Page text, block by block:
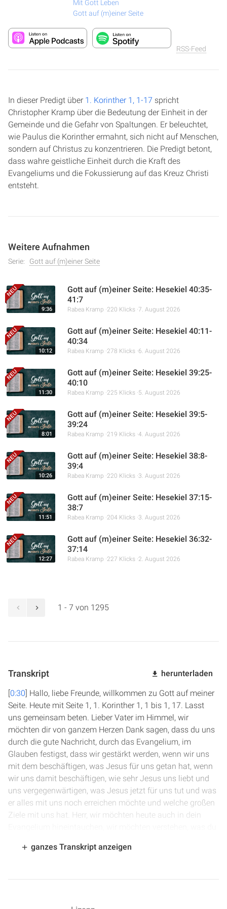
Mit Gott Leben
Gott auf (m)einer Seite
RSS-Feed
In dieser Predigt über 1. Korinther 1, 1-17 spricht
Christopher Kramp über die Bedeutung der Einheit in der
Gemeinde und die Gefahr von Spaltungen. Er beleuchtet,
wie Paulus die Korinther ermahnt, sich nicht auf Menschen,
sondern auf Christus zu konzentrieren. Die Predigt betont,
dass wahre geistliche Einheit durch die Kraft des
Evangeliums und die Fokussierung auf das Kreuz Christi
entsteht.
Weitere Aufnahmen
Serie: Gott auf (m)einer Seite
9:36
Gott auf (m)einer Seite: Hesekiel 40:35-
41:7
Rabea Kramp 220 Klicks 7. August 2026
10:12
Gott auf (m)einer Seite: Hesekiel 40:11-
40:34
Rabea Kramp 278 Klicks 6. August 2026
11:30
Gott auf (m)einer Seite: Hesekiel 39:25-
40:10
Rabea Kramp 225 Klicks 5. August 2026
8:01
Gott auf (m)einer Seite: Hesekiel 39:5-
39:24
Rabea Kramp 219 Klicks 4. August 2026
10:26
Gott auf (m)einer Seite: Hesekiel 38:8-
39:4
Rabea Kramp 220 Klicks 3. August 2026
11:51
Gott auf (m)einer Seite: Hesekiel 37:15-
38:7
Rabea Kramp 204 Klicks 3. August 2026
12:27
Gott auf (m)einer Seite: Hesekiel 36:32-
37:14
Rabea Kramp 227 Klicks 2. August 2026
1 - 7 von 1295
Transkript herunterladen
[0:30] Hallo, liebe Freunde, willkommen zu Gott auf meiner
Seite. Heute mit Seite 1, 1. Korinther 1, 1 bis 1, 17. Lasst
uns gemeinsam beten. Lieber Vater im Himmel, wir
möchten dir von ganzem Herzen Dank sagen, dass du uns
durch die gute Nachricht, durch das Evangelium, im
Glauben festigst, dass wir gestärkt werden, wenn wir uns
mit dem beschäftigen, was Jesus für uns getan hat, wenn
wir uns damit beschäftigen, wie sehr Jesus uns liebt und
uns vergegenwärtigen, was Jesus jetzt für uns tut und was
er alles mit uns noch erreichen möchte und welche großen
Ziele mit uns hat. Herr, wir möchten heute auch in dein
dass du es bist, der uns Kraft und Stärke und Zuversicht
ganzes Transkript anzeigen